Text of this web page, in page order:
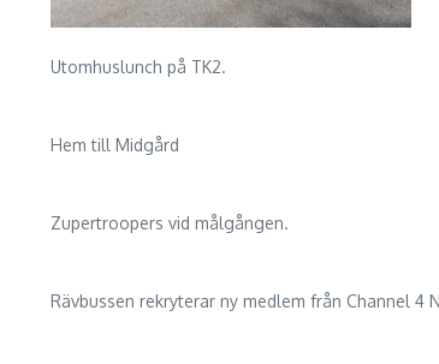
Utomhuslunch på TK2.
Hem till Midgård
Zupertroopers vid målgången.
Rävbussen rekryterar ny medlem från Channel 4